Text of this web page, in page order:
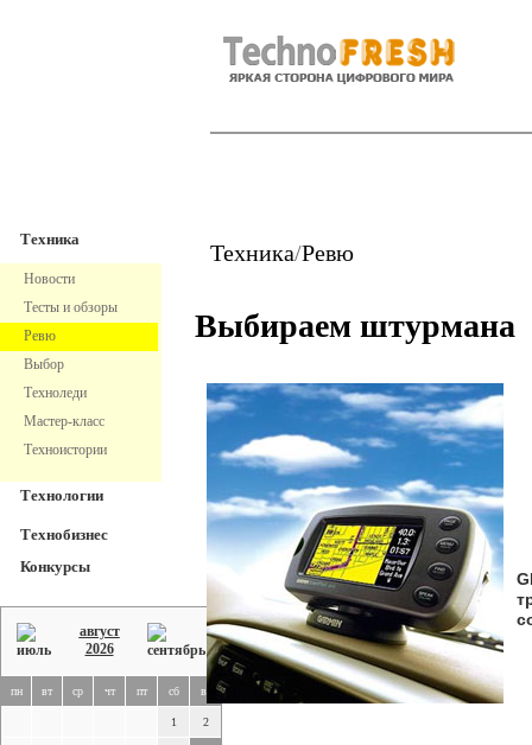
Техника
Новости
Тесты и обзоры
Ревю
Выбор
Техноледи
Мастер-класс
Техноистории
Технологии
Технобизнес
Конкурсы
август
2026
пн вт ср чт пт сб вс
1 2
Техника/Ревю
Выбираем штурмана